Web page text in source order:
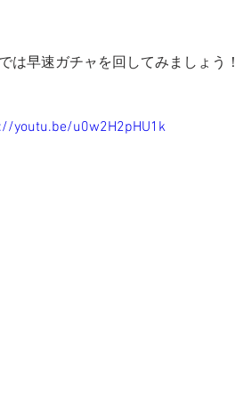
は早速ガチャを回してみましょう！
youtu.be/u0w2H2pHU1k